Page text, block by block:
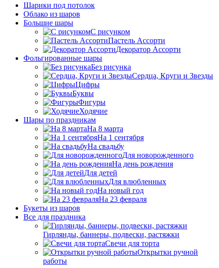
Шарики под потолок
Облако из шаров
Большие шары
C рисунком
Пастель Ассорти
Декоратор Ассорти
Фольгированные шары
Без рисунка
Сердца, Круги и Звезды
Цифры
Буквы
Фигуры
Ходячие
Шары по праздникам
На 8 марта
На 1 сентября
На свадьбу
Для новорожденного
На день рождения
Для детей
Для влюбленных
На новый год
На 23 февраля
Букеты из шаров
Bсе для праздника
Гирлянды, баннеры, подвески, растяжки
Свечи для торта
Открытки ручной
работы